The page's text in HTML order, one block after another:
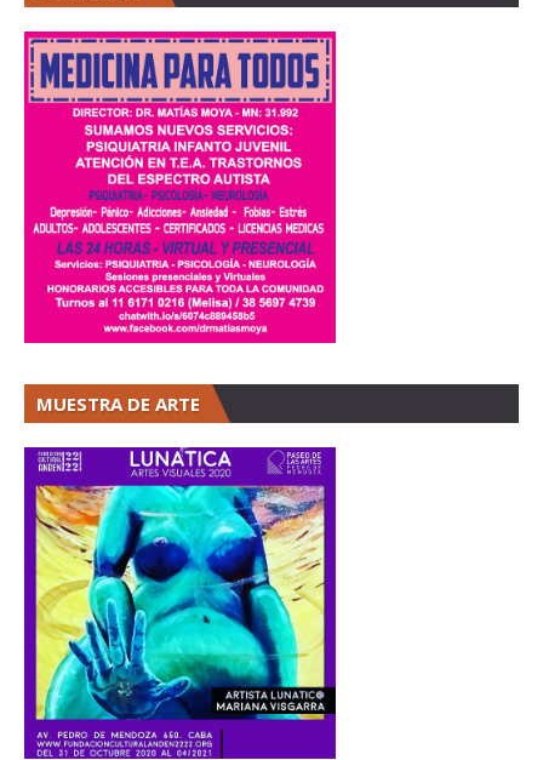
MUESTRA DE ARTE